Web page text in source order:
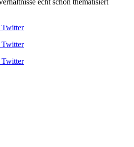
echt schön thematisiert
Twitter
Twitter
Twitter